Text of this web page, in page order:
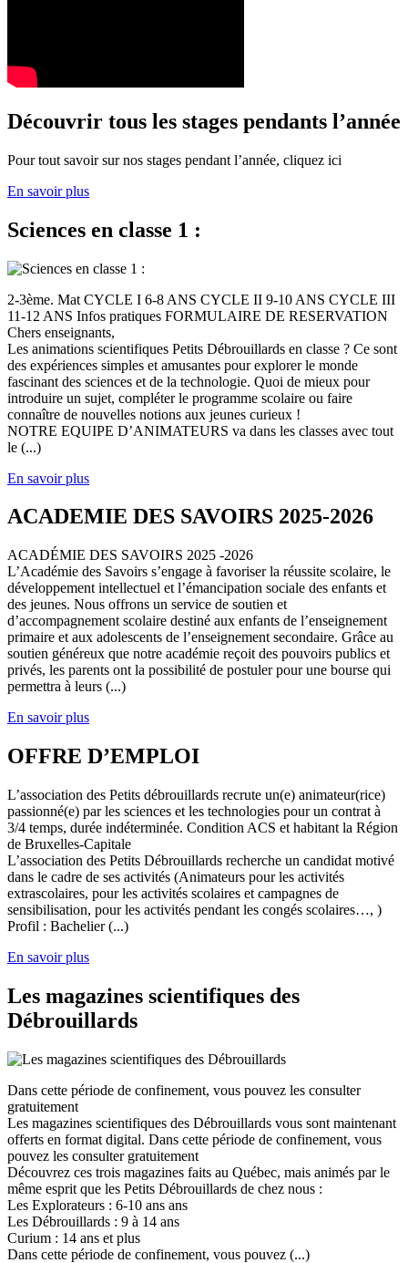
Découvrir tous les stages pendants l’année
Pour tout savoir sur nos stages pendant l’année, cliquez ici
En savoir plus
Sciences en classe 1 :
2-3ème. Mat CYCLE I 6-8 ANS CYCLE II 9-10 ANS CYCLE III
11-12 ANS Infos pratiques FORMULAIRE DE RESERVATION
Chers enseignants,
Les animations scientifiques Petits Débrouillards en classe ? Ce sont
des expériences simples et amusantes pour explorer le monde
fascinant des sciences et de la technologie. Quoi de mieux pour
introduire un sujet, compléter le programme scolaire ou faire
connaître de nouvelles notions aux jeunes curieux !
NOTRE EQUIPE D’ANIMATEURS va dans les classes avec tout
le (...)
En savoir plus
ACADEMIE DES SAVOIRS 2025-2026
ACADÉMIE DES SAVOIRS 2025 -2026
L’Académie des Savoirs s’engage à favoriser la réussite scolaire, le
développement intellectuel et l’émancipation sociale des enfants et
des jeunes. Nous offrons un service de soutien et
d’accompagnement scolaire destiné aux enfants de l’enseignement
primaire et aux adolescents de l’enseignement secondaire. Grâce au
soutien généreux que notre académie reçoit des pouvoirs publics et
privés, les parents ont la possibilité de postuler pour une bourse qui
permettra à leurs (...)
En savoir plus
OFFRE D’EMPLOI
L’association des Petits débrouillards recrute un(e) animateur(rice)
passionné(e) par les sciences et les technologies pour un contrat à
3/4 temps, durée indéterminée. Condition ACS et habitant la Région
de Bruxelles-Capitale
L’association des Petits Débrouillards recherche un candidat motivé
dans le cadre de ses activités (Animateurs pour les activités
extrascolaires, pour les activités scolaires et campagnes de
sensibilisation, pour les activités pendant les congés scolaires…, )
Profil : Bachelier (...)
En savoir plus
Les magazines scientifiques des
Débrouillards
Dans cette période de confinement, vous pouvez les consulter
gratuitement
Les magazines scientifiques des Débrouillards vous sont maintenant
offerts en format digital. Dans cette période de confinement, vous
pouvez les consulter gratuitement
Découvrez ces trois magazines faits au Québec, mais animés par le
même esprit que les Petits Débrouillards de chez nous :
Les Explorateurs : 6-10 ans ans
Les Débrouillards : 9 à 14 ans
Curium : 14 ans et plus
Dans cette période de confinement, vous pouvez (...)